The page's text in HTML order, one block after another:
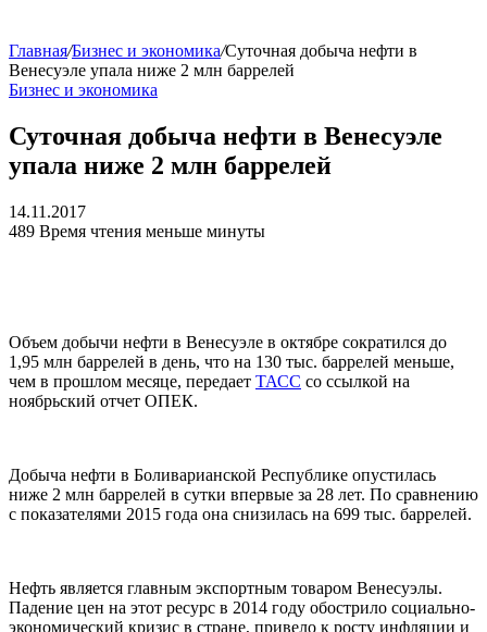
Главная/Бизнес и экономика/Суточная добыча нефти в
Венесуэле упала ниже 2 млн баррелей
Бизнес и экономика
Суточная добыча нефти в Венесуэле
упала ниже 2 млн баррелей
14.11.2017
489 Время чтения меньше минуты
Объем добычи нефти в Венесуэле в октябре сократился до
1,95 млн баррелей в день, что на 130 тыс. баррелей меньше,
чем в прошлом месяце, передает ТАСС со ссылкой на
ноябрьский отчет ОПЕК.
Добыча нефти в Боливарианской Республике опустилась
ниже 2 млн баррелей в сутки впервые за 28 лет. По сравнению
с показателями 2015 года она снизилась на 699 тыс. баррелей.
Нефть является главным экспортным товаром Венесуэлы.
Падение цен на этот ресурс в 2014 году обострило социально-
экономический кризис в стране, привело к росту инфляции и